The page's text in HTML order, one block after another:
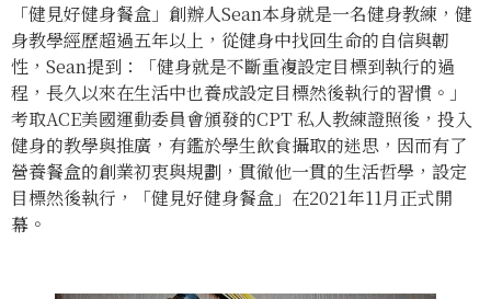
「健見好健身餐盒」創辦人Sean本身就是一名健身教練，健
身教學經歷超過五年以上，從健身中找回生命的自信與韌
性，Sean提到：「健身就是不斷重複設定目標到執行的過
程，長久以來在生活中也養成設定目標然後執行的習慣。」
考取ACE美國運動委員會頒發的CPT 私人教練證照後，投入
健身的教學與推廣，有鑑於學生飲食攝取的迷思，因而有了
營養餐盒的創業初衷與規劃，貫徹他一貫的生活哲學，設定
目標然後執行，「健見好健身餐盒」在2021年11月正式開
幕。